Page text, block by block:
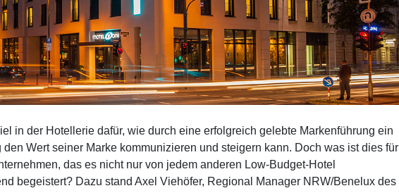
in der Hotellerie dafür, wie durch eine erfolgreich gelebte Markenführung ein
Wert seiner Marke kommunizieren und steigern kann. Doch was ist dies für
das es nicht nur von jedem anderen Low-Budget-Hotel
begeistert? Dazu stand Axel Viehöfer, Regional Manager NRW/Benelux des